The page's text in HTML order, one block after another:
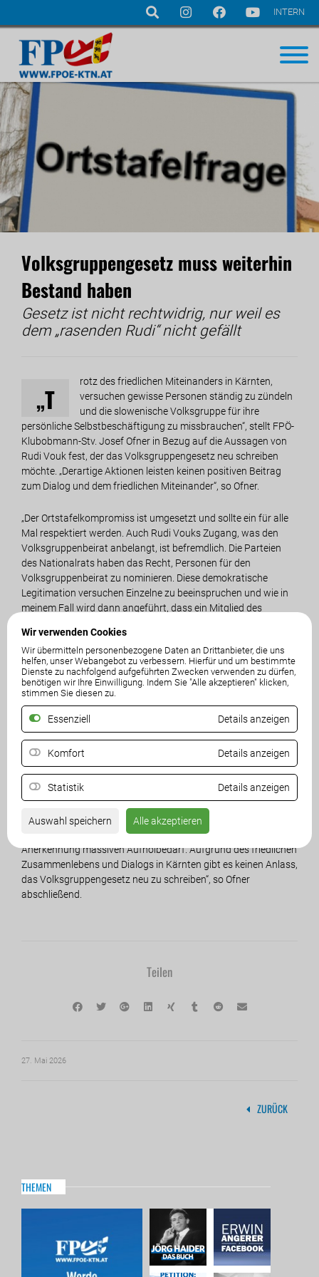
Navigation
überspringen
Wir verwenden Cookies
Wir übermitteln personenbezogene Daten an Drittanbieter, die uns
helfen, unser Webangebot zu verbessern. Hierfür und um bestimmte
Dienste zu nachfolgend aufgeführten Zwecken verwenden zu dürfen,
benötigen wir Ihre Einwilligung. Indem Sie "Alle akzeptieren" klicken,
stimmen Sie diesen zu.
Essenziell Details anzeigen
Komfort Details anzeigen
Statistik Details anzeigen
Auswahl speichern Alle akzeptieren
INTERN
Volksgruppengesetz muss weiterhin
Bestand haben
Gesetz ist nicht rechtwidrig, nur weil es
dem „rasenden Rudi“ nicht gefällt
„T
rotz des friedlichen Miteinanders in Kärnten,
versuchen gewisse Personen ständig zu zündeln
und die slowenische Volksgruppe für ihre
persönliche Selbstbeschäftigung zu missbrauchen“, stellt FPÖ-
Klubobmann-Stv. Josef Ofner in Bezug auf die Aussagen von
Rudi Vouk fest, der das Volksgruppengesetz neu schreiben
möchte. „Derartige Aktionen leisten keinen positiven Beitrag
zum Dialog und dem friedlichen Miteinander“, so Ofner.
„Der Ortstafelkompromiss ist umgesetzt und sollte ein für alle
Mal respektiert werden. Auch Rudi Vouks Zugang, was den
Volksgruppenbeirat anbelangt, ist befremdlich. Die Parteien
des Nationalrats haben das Recht, Personen für den
Volksgruppenbeirat zu nominieren. Diese demokratische
Legitimation versuchen Einzelne zu beeinspruchen und wie in
meinem Fall wird dann angeführt, dass ein Mitglied des
Volksgruppenbeirat sein soll, nur weil es dem Herrn Vouk nicht
gefällt, dass dieses Recht selbstverständlich auch der FPÖ als
stimmenstärkste Fraktion im Land zufällt. Die Sichtweise des
„rasenden Rudi“, dass demnach das geltende Gesetz
abgeschafft und durch ein neues ersetzt werden sollte, zeigt
sein fehlgeleitetes demokratisches Verständnis“, hält Ofner
fest.
„Die unaufhörlichen Sticheleien von Rudi Vouk sind einem
friedlichen Zusammenleben nicht dienlich. Die
slowenischsprachige Minderheit in Kärnten zählt zu den
meistgeförderten Volksgruppen in Europa. Im Gegensatz dazu
hat Slowenien bei der Minderheit der deutschsprachigen
Bevölkerung sowohl fördertechnisch als auch im Bezug auf die
Anerkennung massiven Aufholbedarf. Aufgrund des friedlichen
Zusammenlebens und Dialogs in Kärnten gibt es keinen Anlass,
das Volksgruppengesetz neu zu schreiben“, so Ofner
abschließend.
Teilen
27. Mai 2026
ZURÜCK
THEMEN